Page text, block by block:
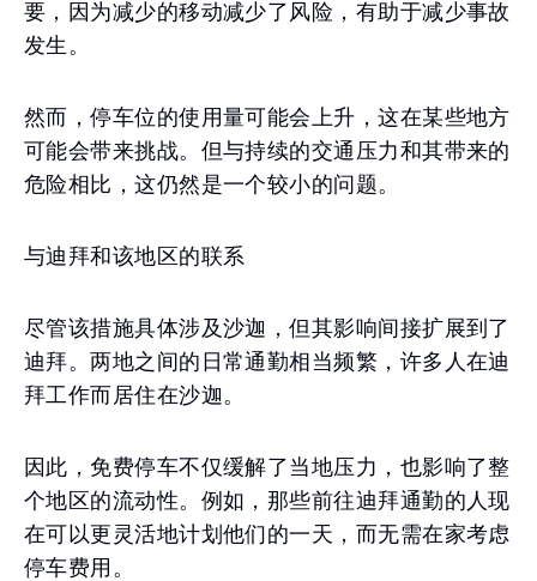
要，因为减少的移动减少了风险，有助于减少事故
发生。
然而，停车位的使用量可能会上升，这在某些地方
可能会带来挑战。但与持续的交通压力和其带来的
危险相比，这仍然是一个较小的问题。
与迪拜和该地区的联系
尽管该措施具体涉及沙迦，但其影响间接扩展到了
迪拜。两地之间的日常通勤相当频繁，许多人在迪
拜工作而居住在沙迦。
因此，免费停车不仅缓解了当地压力，也影响了整
个地区的流动性。例如，那些前往迪拜通勤的人现
在可以更灵活地计划他们的一天，而无需在家考虑
停车费用。